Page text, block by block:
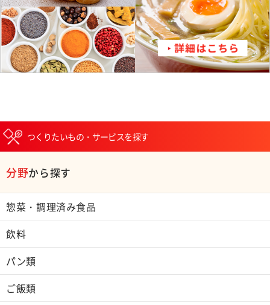
つくりたいもの・サービスを探す
分野から探す
惣菜・調理済み食品
飲料
パン類
ご飯類